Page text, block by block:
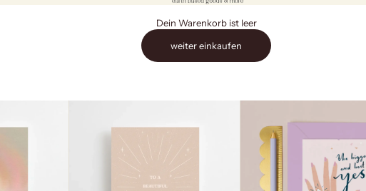
Dein Warenkorb ist leer
weiter einkaufen